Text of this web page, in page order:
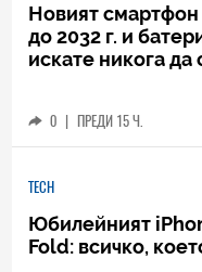
Новият
до 2032 г. и
искате никога да
0 | ПРЕДИ 15 Ч.
TECH
Юбилейният
Fold: всичко,